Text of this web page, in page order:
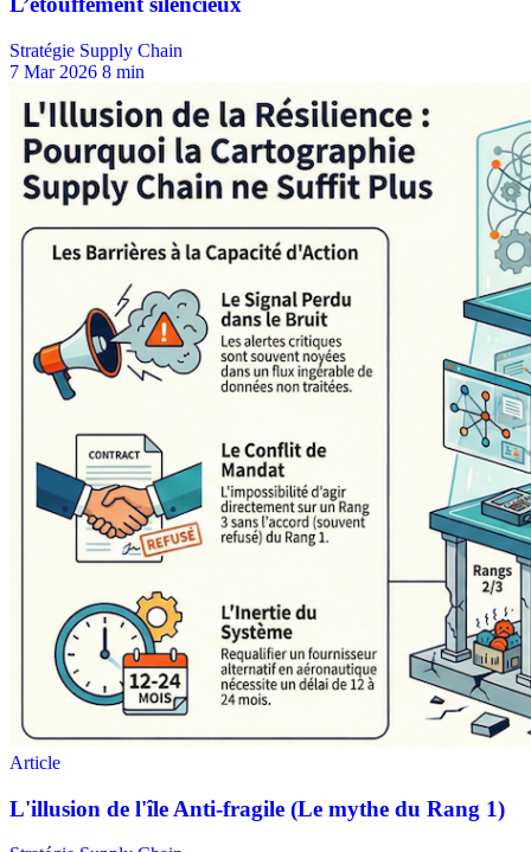
Stratégie Supply Chain
7 Mar 2026 8 min